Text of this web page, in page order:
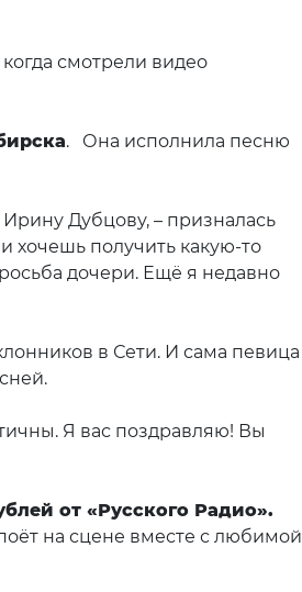
смотрели видео
. Она исполнила песню
Дубцову, – призналась
хочешь получить какую-то
дочери. Ещё я недавно
в Сети. И сама певица
Я вас поздравляю! Вы
от «Русского Радио».
на сцене вместе с любимой